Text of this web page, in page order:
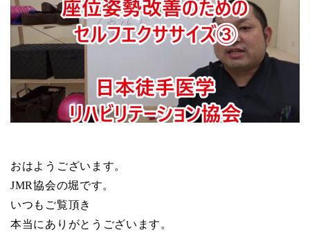
おはようございます。
JMR協会の堀です。
いつもご覧頂き
本当にありがとうございます。